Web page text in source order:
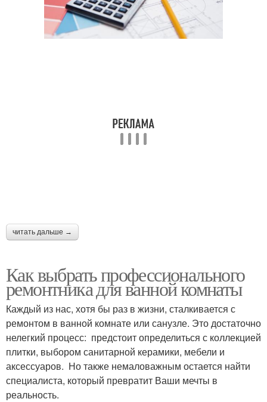
читать дальше →
Как выбрать профессионального
ремонтника для ванной комнаты
Каждый из нас, хотя бы раз в жизни, сталкивается с
ремонтом в ванной комнате или санузле. Это достаточно
нелегкий процесс: предстоит определиться с коллекцией
плитки, выбором санитарной керамики, мебели и
аксессуаров. Но также немаловажным остается найти
специалиста, который превратит Ваши мечты в
реальность.